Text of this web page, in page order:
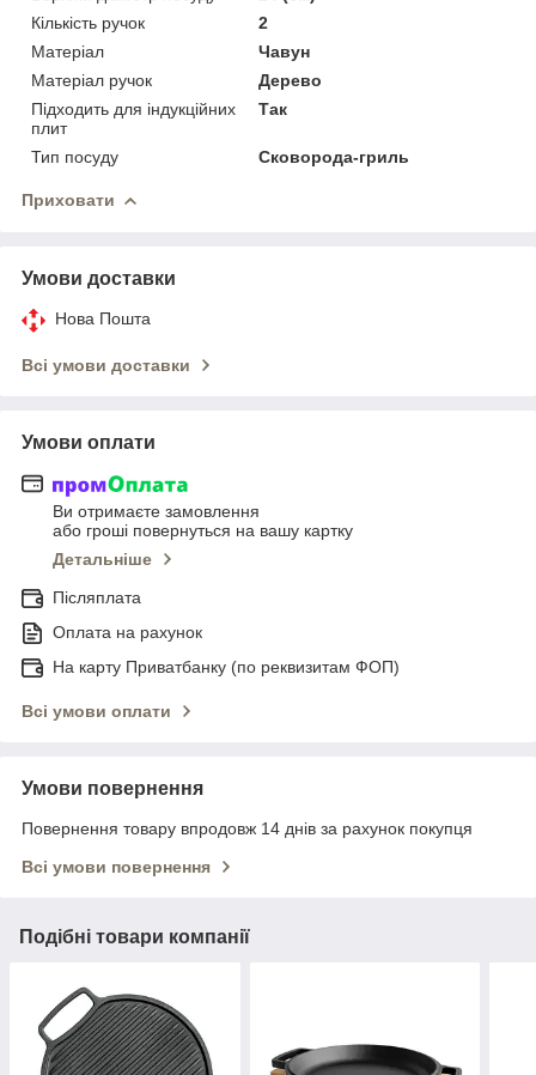
Кількість ручок
2
Матеріал
Чавун
Матеріал ручок
Дерево
Підходить для індукційних
плит
Так
Тип посуду Сковорода-гриль
Приховати
Умови доставки
Нова Пошта
Всі умови доставки
Умови оплати
Ви отримаєте замовлення
або гроші повернуться на вашу картку
Детальніше
Післяплата
Оплата на рахунок
На карту Приватбанку (по реквизитам ФОП)
Всі умови оплати
Умови повернення
Повернення товару впродовж 14 днів за рахунок покупця
Всі умови повернення
Подібні товари компанії